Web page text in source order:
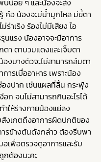
บบ่อย ๆ และน้องจะส่ง
อ น้องจะมีน้ำมูกไหล มีขี้ตา
ร่าเริง ร้องไม่มีเสียง ไอ
นแรง น้องอาจจะมีอาการ
ตา ตาบวมแดงและเจ็บตา
งบางตัวจะไม่สามารถลืมตา
ารเบื่ออาหาร เพราะน้อง
องปาก เช่นแผลที่ลิ้น กระพุ้ง
ก จนไม่สามารถกินอะไรได้
ำให้ร่างกายน้องแย่ลง
สังเกตถึงอาการผิดปกติของ
รข้างต้นดังกล่าว ต้องรีบพา
เพื่อตรวจดูอาการและรับ
กต้องนะคะ